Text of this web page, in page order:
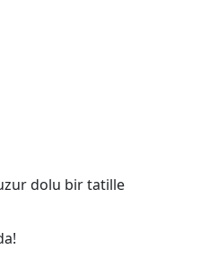
dolu bir tatille